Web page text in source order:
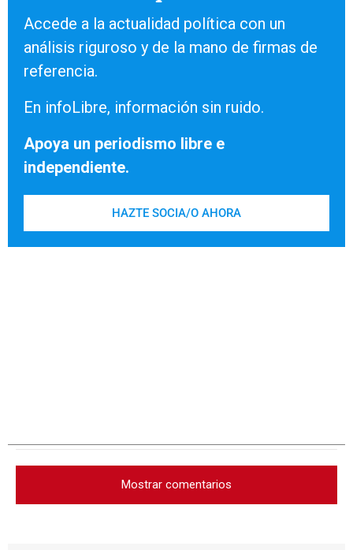
Accede a la actualidad política con un
análisis riguroso y de la mano de firmas de
referencia.
En infoLibre, información sin ruido.
Apoya un periodismo libre e
independiente.
HAZTE SOCIA/O AHORA
Mostrar comentarios